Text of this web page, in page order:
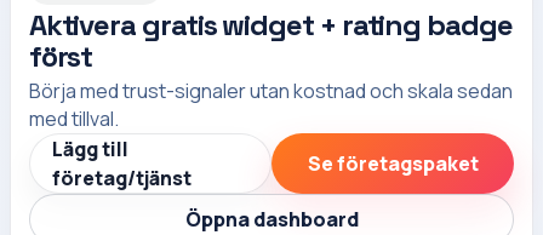
Aktivera gratis widget + rating badge
först
Börja med trust-signaler utan kostnad och skala sedan
med tillval.
Lägg till
företag/tjänst
Se företagspaket
Öppna dashboard